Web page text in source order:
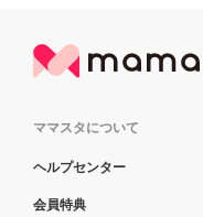
ママスタについて
ヘルプセンター
会員特典